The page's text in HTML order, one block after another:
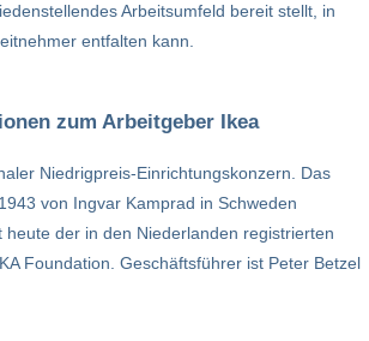
Arbeitsumfeld bereit stellt, in
entfalten kann.
zum Arbeitgeber Ikea
Niedrigpreis-Einrichtungskonzern. Das
von Ingvar Kamprad in Schweden
der in den Niederlanden registrierten
Foundation. Geschäftsführer ist Peter Betzel